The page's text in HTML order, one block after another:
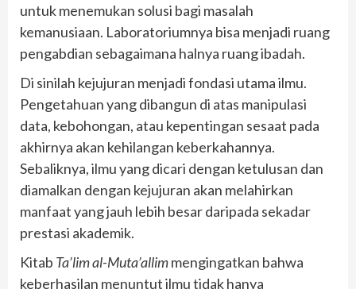
untuk menemukan solusi bagi masalah
kemanusiaan. Laboratoriumnya bisa menjadi ruang
pengabdian sebagaimana halnya ruang ibadah.
Di sinilah kejujuran menjadi fondasi utama ilmu.
Pengetahuan yang dibangun di atas manipulasi
data, kebohongan, atau kepentingan sesaat pada
akhirnya akan kehilangan keberkahannya.
Sebaliknya, ilmu yang dicari dengan ketulusan dan
diamalkan dengan kejujuran akan melahirkan
manfaat yang jauh lebih besar daripada sekadar
prestasi akademik.
Kitab Ta’lim al-Muta’allimmengingatkan bahwa
keberhasilan menuntut ilmu tidak hanya